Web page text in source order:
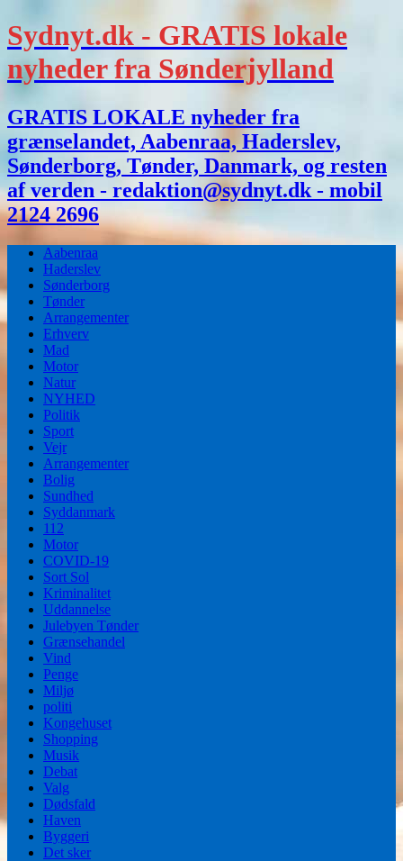
Sydnyt.dk - GRATIS lokale
nyheder fra Sønderjylland
GRATIS LOKALE nyheder fra
grænselandet, Aabenraa, Haderslev,
Sønderborg, Tønder, Danmark, og resten
af verden - redaktion@sydnyt.dk - mobil
2124 2696
Aabenraa
Haderslev
Sønderborg
Tønder
Arrangementer
Erhverv
Mad
Motor
Natur
NYHED
Politik
Sport
Vejr
Arrangementer
Bolig
Sundhed
Syddanmark
112
Motor
COVID-19
Sort Sol
Kriminalitet
Uddannelse
Julebyen Tønder
Grænsehandel
Vind
Penge
Miljø
politi
Kongehuset
Shopping
Musik
Debat
Valg
Dødsfald
Haven
Byggeri
Det sker